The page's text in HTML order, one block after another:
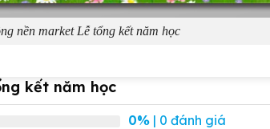
nền market Lễ tổng kết năm học
kết năm học
0%| 0 đánh giá